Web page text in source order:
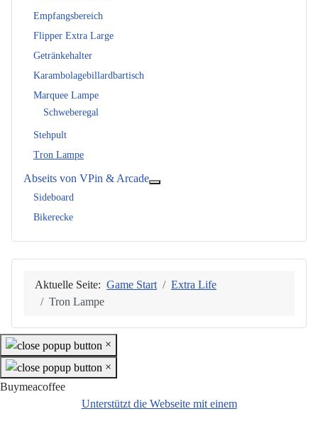
Empfangsbereich
Flipper Extra Large
Getränkehalter
Karambolagebillardbartisch
Marquee Lampe
Schweberegal
Stehpult
Tron Lampe
Abseits von VPin & Arcade
Sideboard
Bikerecke
Aktuelle Seite: Game Start
Extra Life
Tron Lampe
×
×
Buymeacoffee
Unterstützt die Webseite mit einem